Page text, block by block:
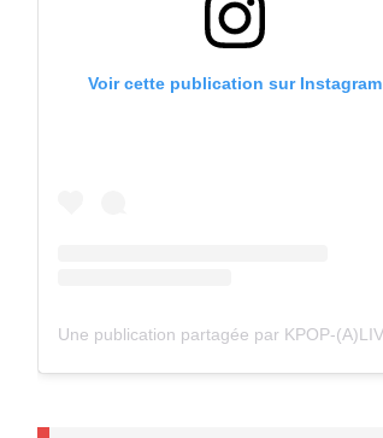
Voir cette publication sur Instagram